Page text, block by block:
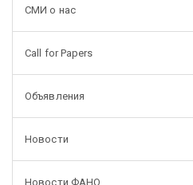
СМИ о нас
Call for Papers
Объявления
Новости
Новости ФАНО